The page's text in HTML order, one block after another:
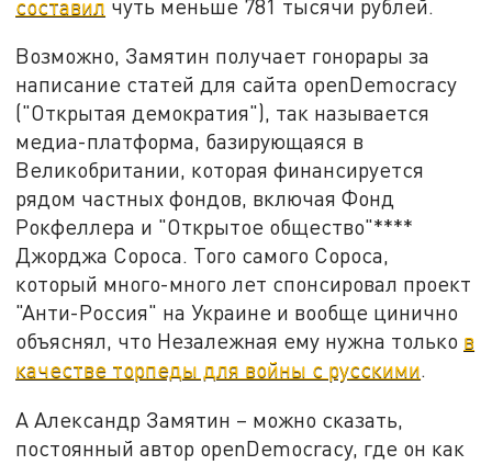
составил чуть меньше 781 тысячи рублей.
Возможно, Замятин получает гонорары за
написание статей для сайта openDemocracy
("Открытая демократия"), так называется
медиа-платформа, базирующаяся в
Великобритании, которая финансируется
рядом частных фондов, включая Фонд
Рокфеллера и "Открытое общество"****
Джорджа Сороса. Того самого Сороса,
который много-много лет спонсировал проект
"Анти-Россия" на Украине и вообще цинично
объяснял, что Незалежная ему нужна только в
качестве торпеды для войны с русскими.
А Александр Замятин – можно сказать,
постоянный автор openDemocracy, где он как